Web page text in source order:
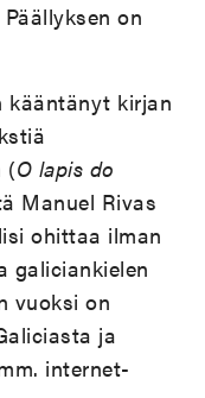
on
kääntänyt kirjan
(O lapis do
Manuel Rivas
ohittaa ilman
galiciankielen
vuoksi on
ja
internet-